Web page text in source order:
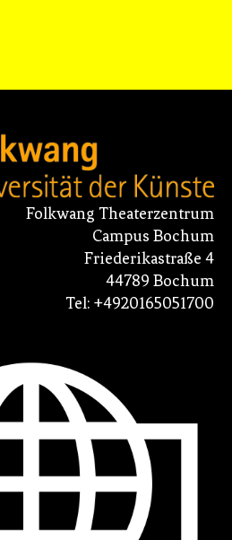
Folkwang Theaterzentrum
Campus Bochum
Friederikastraße 4
44789 Bochum
Tel: +4920165051700